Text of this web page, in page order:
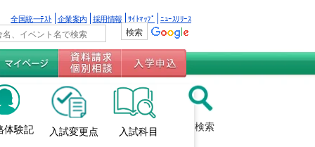
全国統一ﾃｽﾄ 企業案内 採用情報 ｻｲﾄﾏｯﾌﾟ ﾆｭｰｽﾘﾘｰｽ
体験記 入試変更点 入試科目 検索